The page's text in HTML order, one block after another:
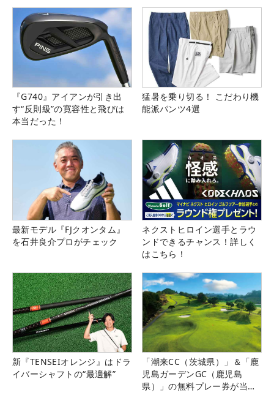
『G740』アイアンが引き出
す“反則級”の寛容性と飛びは
本当だった！
猛暑を乗り切る！ こだわり機
能派パンツ4選
最新モデル『FJクオンタム』
を石井良介プロがチェック
ネクストヒロイン選手とラウ
ンドできるチャンス！詳しく
はこちら！
新『TENSEIオレンジ』はドラ
イバーシャフトの“最適解”
「潮来CC（茨城県）」＆「鹿
児島ガーデンGC（鹿児島
県）」の無料プレー券が当た